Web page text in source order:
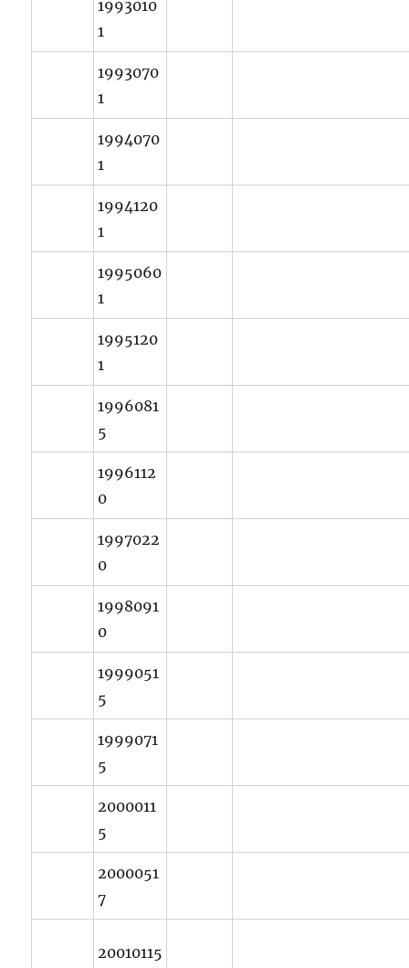
1993010
1
1993070
1
1994070
1
1994120
1
1995060
1
1995120
1
1996081
5
1996112
0
1997022
0
1998091
0
1999051
5
1999071
5
2000011
5
2000051
7
20010115